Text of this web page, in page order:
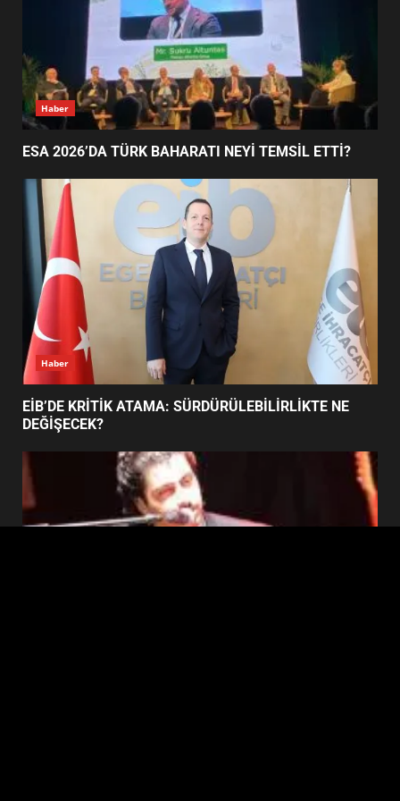
4
EDREMİT’İN GURURU TÜRKİYE
FİNALİNDE NE BAŞARDI?
5
UZATILDI: NE DEĞİŞTİ?
6
BURHANİYE SATRANÇ
TURNUVASI KAYITLARI NEYİ
DEĞİŞTİRİYOR?
BURHANİYE BELEDİYESPOR’DA
YENİ YÖNETİM NASIL
Haber
ESA 2026’DA TÜRK BAHARATI NEYİ TEMSİL ETTİ?
Haber
EİB’DE KRİTİK ATAMA: SÜRDÜRÜLEBİLİRLİKTE NE
DEĞİŞECEK?